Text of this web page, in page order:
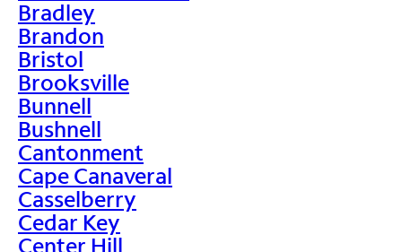
Bradley
Brandon
Bristol
Brooksville
Bunnell
Bushnell
Cantonment
Cape Canaveral
Casselberry
Cedar Key
Center Hill